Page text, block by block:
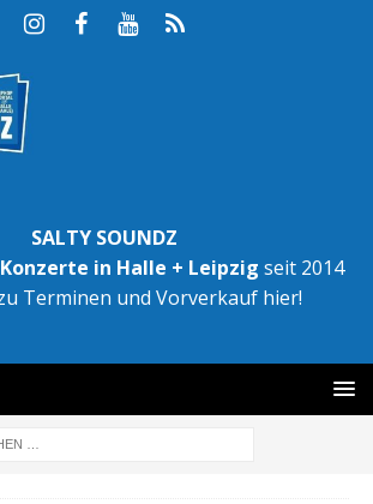
SALTY SOUNDZ
in Halle + Leipzig seit 2014
Terminen und Vorverkauf hier!